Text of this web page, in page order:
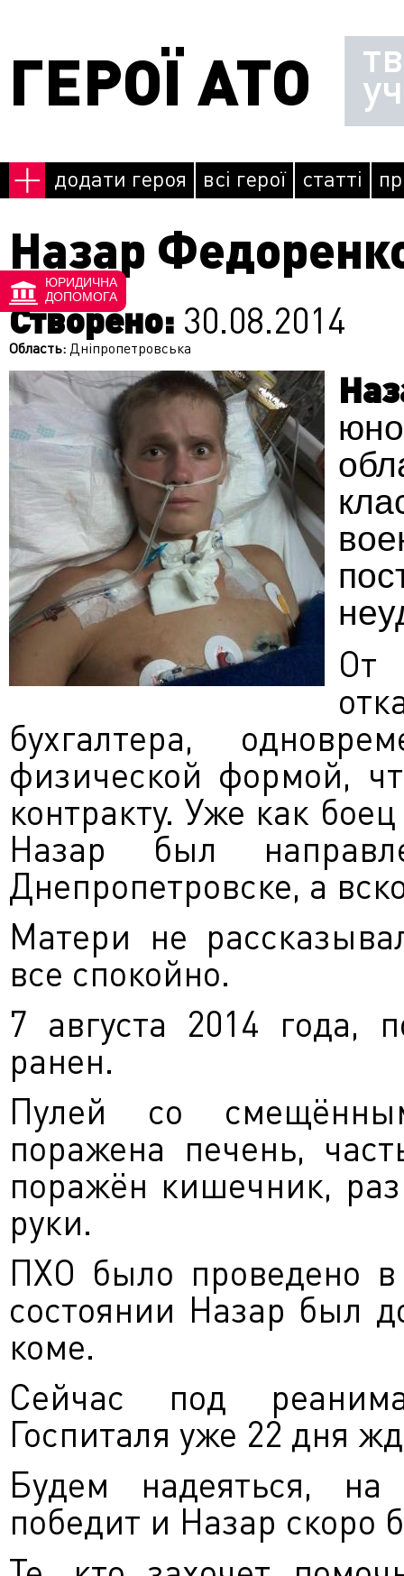
ГЕРОЇ АТО
додати героя всі герої статті
Назар
Створено: 30.08.2014
Область: Дніпропетровська
От
бухгалтера,
физической формой,
контракту. Уже как
Назар был
Днепропетровске, а
Матери не
все спокойно.
7 августа 2014 года,
ранен.
Пулей со
поражена печень,
поражён кишечник,
руки.
ПХО было проведено
состоянии Назар был
коме.
Сейчас под
Госпиталя уже 22 дня
Будем надеяться,
победит и Назар скоро
ЮРИДИЧНА
ДОПОМОГА